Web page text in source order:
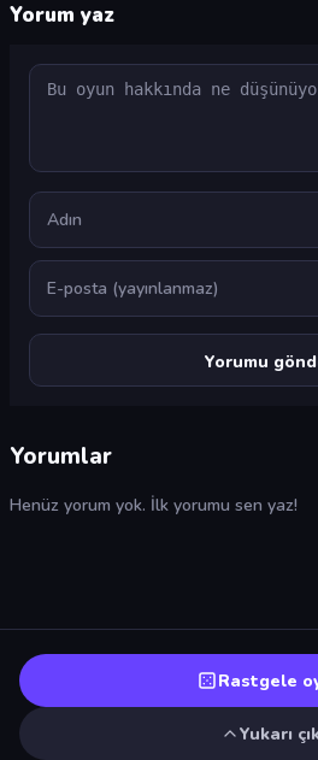
Yorum yaz
Yorum
Ad
E-posta
Yorumlar
Henüz yorum yok. İlk yorumu sen yaz!
Rastgele
Yukarı